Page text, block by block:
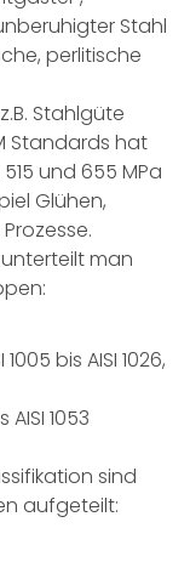
Stahl
perlitische
Stahlgüte
Standards hat
und 655 MPa
Glühen,
man
bis AISI 1026,
1053
sind
aufgeteilt: